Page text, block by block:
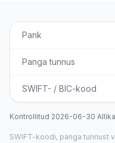
Pank
Panga tunnus
SWIFT- / BIC-kood
Kontrollitud 2026-06-30·
SWIFT-koodi, panga tunnust